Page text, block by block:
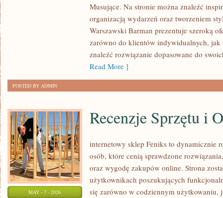
BROWARNICTWO
Musujące. Na stronie można znaleźć
organizacją wydarzeń oraz tworzeniem
Warszawski Barman prezentuje szeroką
zarówno do klientów indywidualnych,
znaleźć rozwiązanie dopasowane do
Read More ]
POSTED BY ADMIN
MAY - 7 - 2026
Recenzje Sprzętu i
internetowy sklep Feniks to dynamicznie
osób, które cenią sprawdzone
oraz wygodę zakupów online. Strona
użytkownikach poszukujących
się zarówno w codziennym użytkowaniu,